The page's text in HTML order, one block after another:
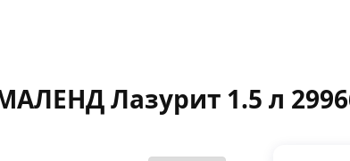
Лазурит 1.5 л